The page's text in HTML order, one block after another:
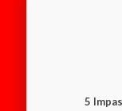
5